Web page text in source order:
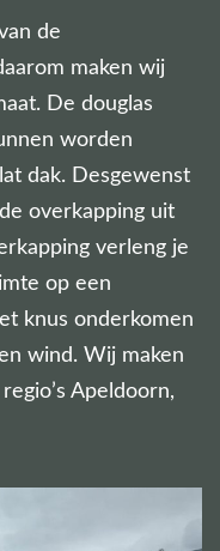
de
maken wij
De douglas
worden
dak. Desgewenst
overkapping uit
verleng je
op een
knus onderkomen
wind. Wij maken
Apeldoorn,